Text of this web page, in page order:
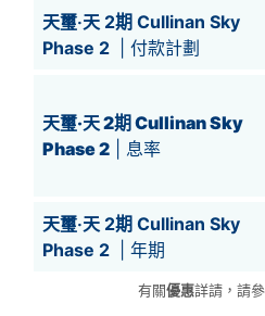
天璽‧天 2期 Cullinan Sky
Phase 2
| 付款計劃
天璽‧天 2期 Cullinan Sky
Phase 2 | 息率
天璽‧天 2期 Cullinan Sky
Phase 2
| 年期
有關優惠詳請，請